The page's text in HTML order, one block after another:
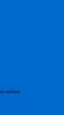
mêmes.